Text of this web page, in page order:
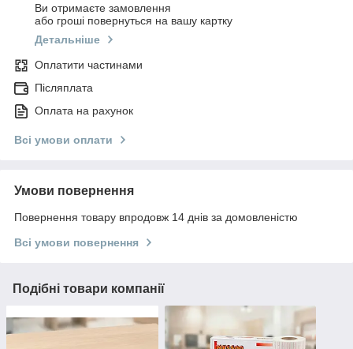
Ви отримаєте замовлення
або гроші повернуться на вашу картку
Детальніше
Оплатити частинами
Післяплата
Оплата на рахунок
Всі умови оплати
Умови повернення
Повернення товару впродовж 14 днів за домовленістю
Всі умови повернення
Подібні товари компанії